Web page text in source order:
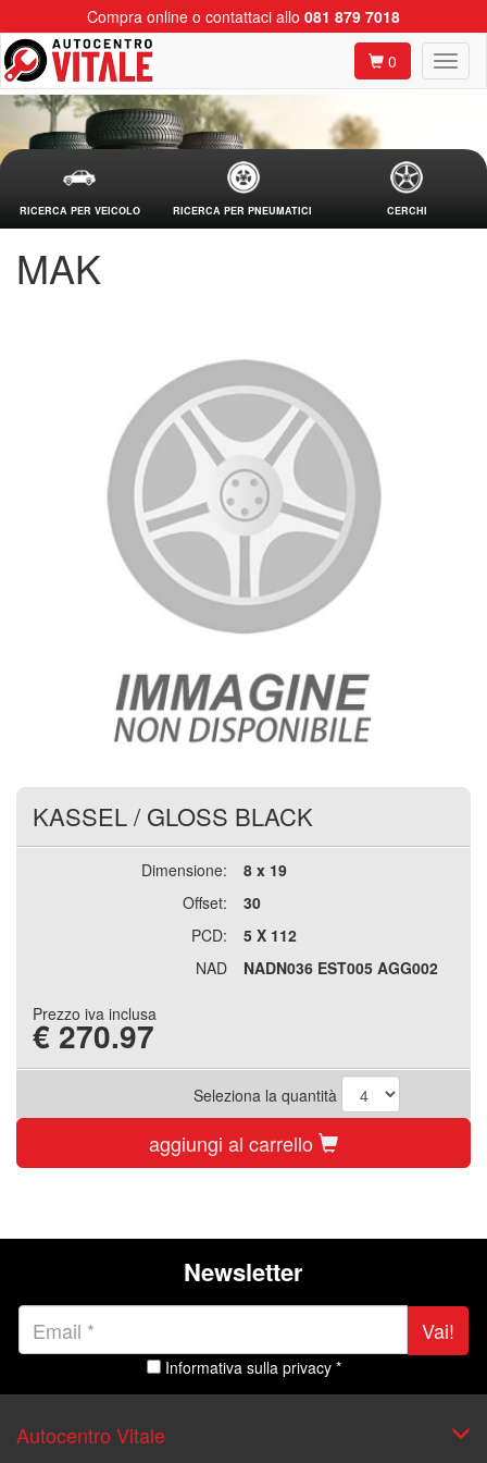
Compra online o contattaci allo 081 879 7018
0
RICERCA PER VEICOLO RICERCA PER PNEUMATICI CERCHI
MAK
KASSEL/ GLOSS BLACK
Dimensione:
8 x 19
Offset:
30
PCD:
5 X 112
NAD
NADN036 EST005 AGG002
Prezzo iva inclusa
€ 270.97
Seleziona la quantità
aggiungi al carrello
Newsletter
Vai!
Informativa sulla privacy *
Autocentro Vitale